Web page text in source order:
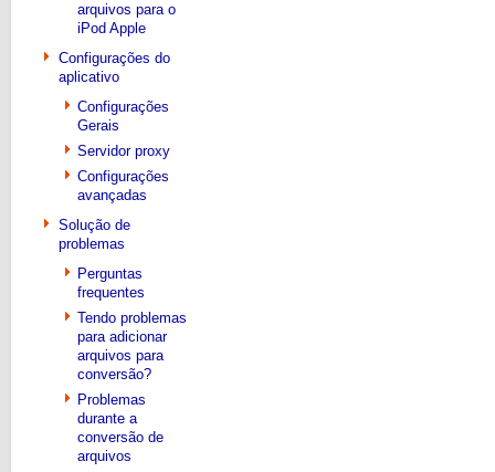
arquivos para o
iPod Apple
Configurações do
aplicativo
Configurações
Gerais
Servidor proxy
Configurações
avançadas
Solução de
problemas
Perguntas
frequentes
Tendo problemas
para adicionar
arquivos para
conversão?
Problemas
durante a
conversão de
arquivos